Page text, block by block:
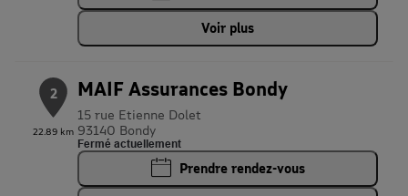
Voir plus
2
22.89 km
MAIF Assurances Bondy
15 rue Etienne Dolet
93140 Bondy
Fermé actuellement
Prendre rendez-vous